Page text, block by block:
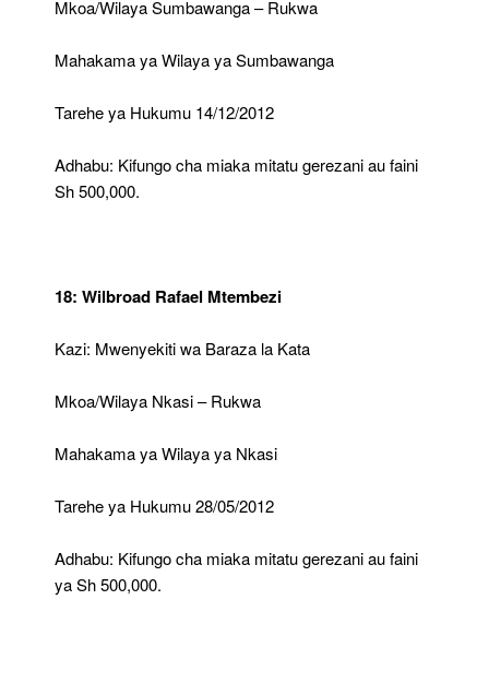
Mkoa/Wilaya Sumbawanga – Rukwa
Mahakama ya Wilaya ya Sumbawanga
Tarehe ya Hukumu 14/12/2012
Adhabu: Kifungo cha miaka mitatu gerezani au faini
Sh 500,000.
18: Wilbroad Rafael Mtembezi
Kazi: Mwenyekiti wa Baraza la Kata
Mkoa/Wilaya Nkasi – Rukwa
Mahakama ya Wilaya ya Nkasi
Tarehe ya Hukumu 28/05/2012
Adhabu: Kifungo cha miaka mitatu gerezani au faini
ya Sh 500,000.